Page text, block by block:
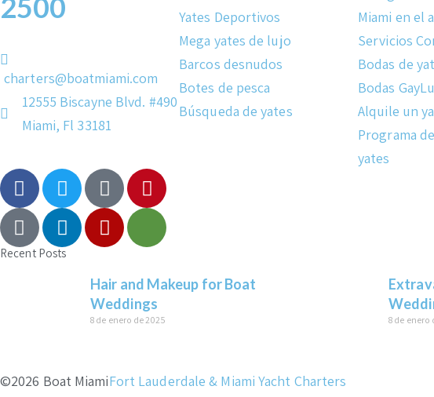
2500
charters@boatmiami.com
12555 Biscayne Blvd. #490
Miami, Fl 33181
Yates Deportivos
Mega yates de lujo
Barcos desnudos
Botes de pesca
Búsqueda de yates
Miami en el
Servicios
Bodas de
Bodas Gay
Alquile un
Programa
yates
Recent Posts
Hair and Makeup for Boat
Weddings
8 de enero de 2025 8 de enero
©2026 Boat MiamiFort Lauderdale & Miami Yacht Charters